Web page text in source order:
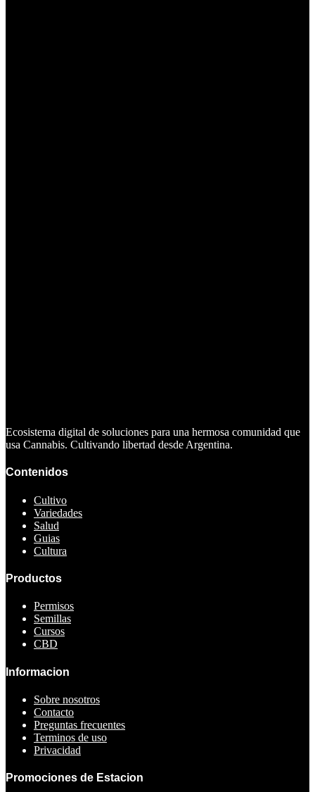
Ecosistema digital de soluciones para una hermosa comunidad que
usa Cannabis. Cultivando libertad desde Argentina.
Contenidos
Cultivo
Variedades
Salud
Guias
Cultura
Productos
Permisos
Semillas
Cursos
CBD
Informacion
Sobre nosotros
Contacto
Preguntas frecuentes
Terminos de uso
Privacidad
Promociones de Estacion